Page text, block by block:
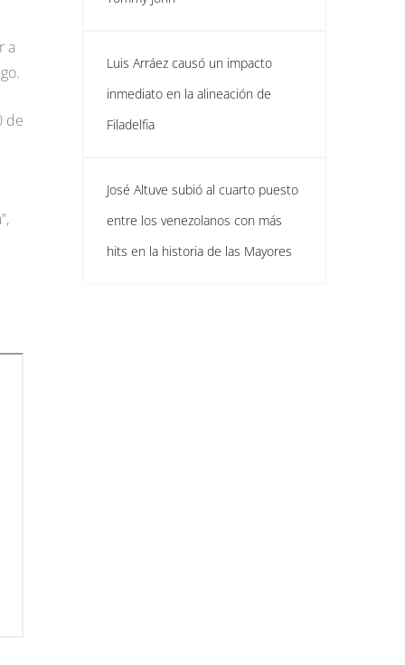
a
de
Luis Arráez causó un impacto
inmediato en la alineación de
Filadelfia
José Altuve subió al cuarto puesto
entre los venezolanos con más
hits en la historia de las Mayores